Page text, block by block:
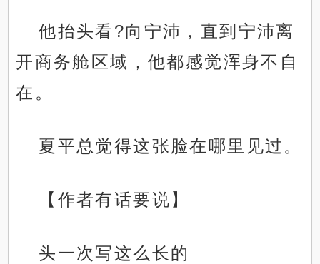
他抬头看?向宁沛，直到宁沛离
开商务舱区域，他都感觉浑身不自
在。
夏平总觉得这张脸在哪里见过。
【作者有话要说】
头一次写这么长的